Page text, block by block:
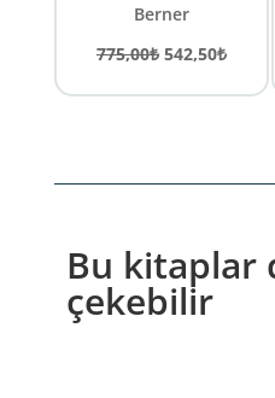
Berner
775,00₺ Orijinal
542,50₺Şu
andaki
Bu kitaplar
çekebilir